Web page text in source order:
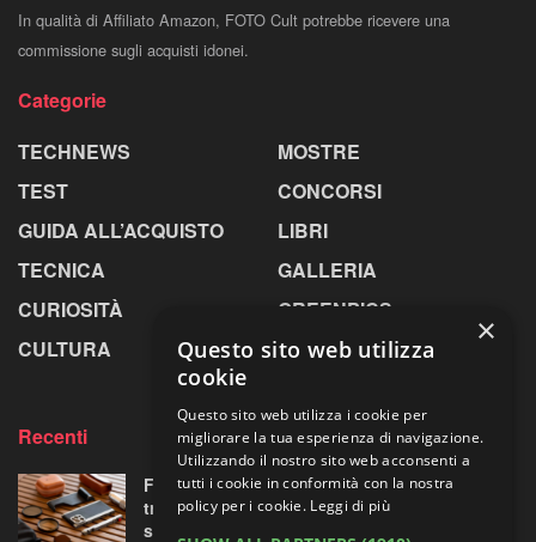
In qualità di Affiliato Amazon, FOTO Cult potrebbe ricevere una
commissione sugli acquisti idonei.
Categorie
TECHNEWS
TEST
GUIDA ALL’ACQUISTO
TECNICA
CURIOSITÀ
CULTURA
MOSTRE
CONCORSI
LIBRI
GALLERIA
GREENPICS
LA RIVISTA
Recenti
Fotorgear Retro Photography Kit: l’iPhone si
traveste da fotocamera, ma ha davvero
senso?
×
Questo sito web utilizza
cookie
Questo sito web utilizza i cookie per
migliorare la tua esperienza di navigazione.
Utilizzando il nostro sito web acconsenti a
tutti i cookie in conformità con la nostra
policy per i cookie. Leggi di più